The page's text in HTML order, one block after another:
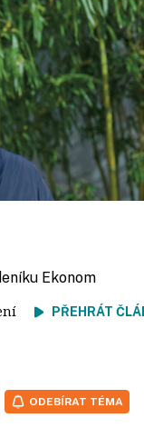
Ekonom
PŘEHRÁT
ODEBÍRAT TÉMA